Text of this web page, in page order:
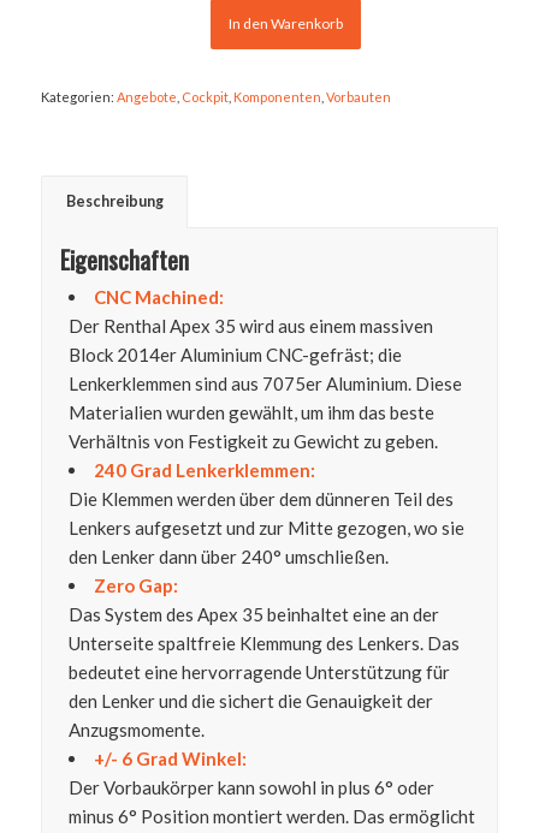
In den Warenkorb
Kategorien: Angebote Cockpit, Komponenten Vorbauten
Beschreibung
Eigenschaften
CNC Machined:
Der Renthal Apex 35 wird aus einem massiven
Block 2014er Aluminium CNC-gefräst; die
Lenkerklemmen sind aus 7075er Aluminium. Diese
Materialien wurden gewählt, um ihm das beste
Verhältnis von Festigkeit zu Gewicht zu geben.
240 Grad Lenkerklemmen:
Die Klemmen werden über dem dünneren Teil des
Lenkers aufgesetzt und zur Mitte gezogen, wo sie
den Lenker dann über 240° umschließen.
Zero Gap:
Das System des Apex 35 beinhaltet eine an der
Unterseite spaltfreie Klemmung des Lenkers. Das
bedeutet eine hervorragende Unterstützung für
den Lenker und die sichert die Genauigkeit der
Anzugsmomente.
+/- 6 Grad Winkel:
Der Vorbaukörper kann sowohl in plus 6° oder
minus 6° Position montiert werden. Das ermöglicht